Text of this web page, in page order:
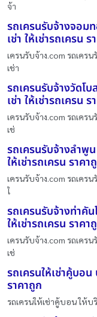
จ้า
รถเครนรับจ้างจอม
เช่า ให้เช่ารถเครน ร
เครนรับจ้าง.com รถเคร
เช่า
รถเครนรับจ้างวัดโ
เช่า ให้เช่ารถเครน ร
เครนรับจ้าง.com รถเคร
เช่
รถเครนรับจ้างลำพู
ให้เช่ารถเครน ราคา
เครนรับจ้าง.com รถเคร
ใ
รถเครนรับจ้างท่าคัน
ให้เช่ารถเครน ราคา
เครนรับจ้าง.com รถเคร
เช่
รถเครนให้เช่าคู้บอ
ราคาถูก
รถเครนให้เช่าคู้บอน ให้บ